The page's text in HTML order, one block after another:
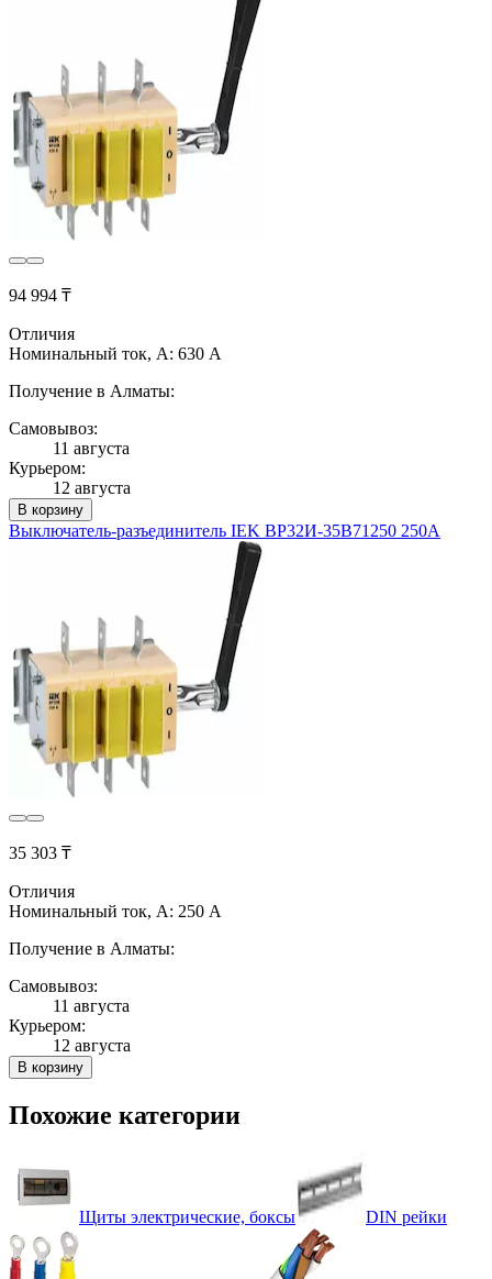
94 994 ₸
Отличия
Номинальный ток, А: 630 А
Получение в Алматы:
Самовывоз:
11 августа
Курьером:
12 августа
В корзину
Выключатель-разъединитель IEK ВР32И-35В71250 250А
35 303 ₸
Отличия
Номинальный ток, А: 250 А
Получение в Алматы:
Самовывоз:
11 августа
Курьером:
12 августа
В корзину
Похожие категории
Щиты электрические, боксы DIN рейки